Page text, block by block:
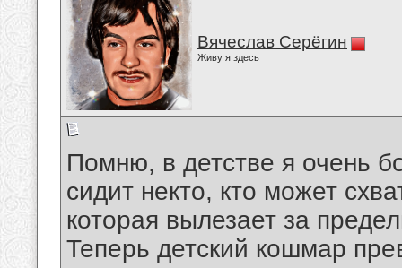
Вячеслав Серёгин
Живу я здесь
Помню, в детстве я очень
сидит некто, кто может
которая вылезает за
Теперь детский кошмар